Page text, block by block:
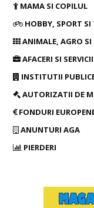
MAMA SI COPILUL
HOBBY, SPORT SI
ANIMALE, AGRO
AFACERI SI SERVICII
INSTITUTII
AUTORIZATII DE
FONDURI
ANUNTURI AGA
PIERDERI